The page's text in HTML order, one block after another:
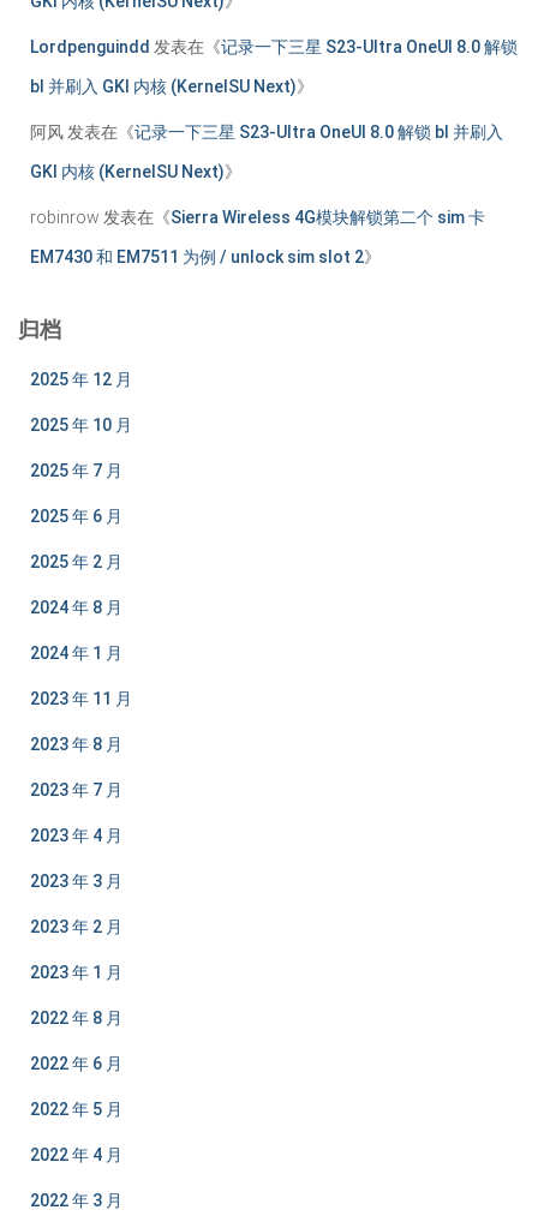
Lordpenguindd 发表在《记录一下三星 S23-Ultra OneUI 8.0 解锁
bl 并刷入 GKI 内核 (KernelSU Next)》
阿风 发表在《记录一下三星 S23-Ultra OneUI 8.0 解锁 bl 并刷入
GKI 内核 (KernelSU Next)》
robinrow 发表在《Sierra Wireless 4G模块解锁第二个 sim 卡
EM7430 和 EM7511 为例 / unlock sim slot 2》
归档
2025 年 12 月
2025 年 10 月
2025 年 7 月
2025 年 6 月
2025 年 2 月
2024 年 8 月
2024 年 1 月
2023 年 11 月
2023 年 8 月
2023 年 7 月
2023 年 4 月
2023 年 3 月
2023 年 2 月
2023 年 1 月
2022 年 8 月
2022 年 6 月
2022 年 5 月
2022 年 4 月
2022 年 3 月